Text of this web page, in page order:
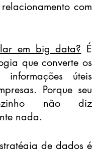
com
em big data? É
que converte os
úteis
Porque seu
não diz
nada.
de dados é